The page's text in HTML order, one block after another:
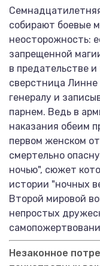
собирают боевые
неосторожность:
запрещенной
в предательстве
сверстница
генералу и
парнем. Ведь в
наказания обеим
первом женском
смертельно
ночью", сюжет
истории "ночных
Второй мировой
непростых
Незаконное